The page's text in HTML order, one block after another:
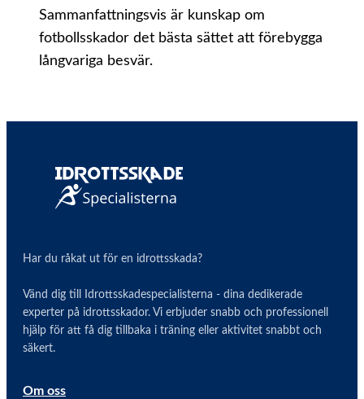
Sammanfattningsvis är kunskap om
fotbollsskador det bästa sättet att förebygga
långvariga besvär.
Har du råkat ut för en idrottsskada?
Vänd dig till Idrottsskadespecialisterna - dina dedikerade
experter på idrottsskador. Vi erbjuder snabb och professionell
hjälp för att få dig tillbaka i träning eller aktivitet snabbt och
säkert.
Om oss